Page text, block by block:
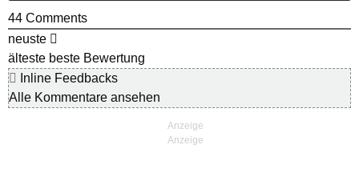
44 Comments
neuste
älteste beste Bewertung
Inline Feedbacks
Alle Kommentare ansehen